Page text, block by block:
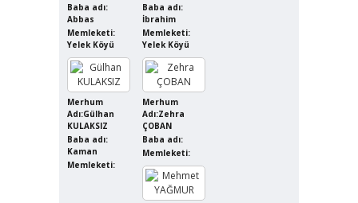
Baba adı:
Abbas
Memleketi:
Yelek Köyü
Baba adı:
İbrahim
Memleketi:
Yelek Köyü
Merhum
Adı:Gülhan
KULAKSIZ
Baba adı:
Kaman
Memleketi:
Merhum
Adı:Zehra
ÇOBAN
Baba adı:
Memleketi: